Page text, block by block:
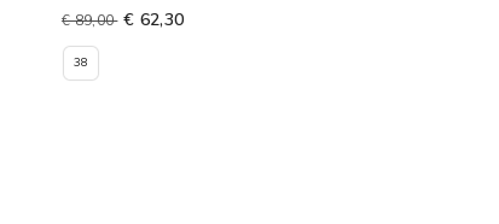
€ 89,00 € 62,30
38